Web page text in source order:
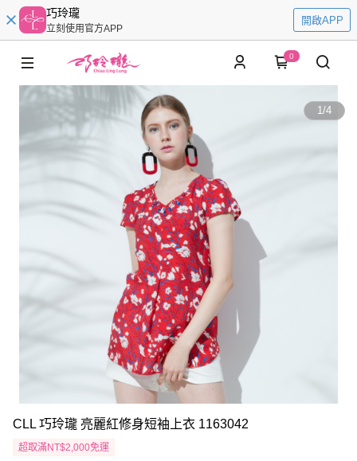
巧玲瓏
立刻使用官方APP
開啟APP
0
1/4
CLL 巧玲瓏 亮麗紅修身短袖上衣 1163042
超取滿NT$2,000免運